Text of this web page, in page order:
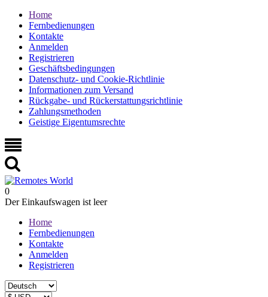
Home
Fernbedienungen
Kontakte
Anmelden
Registrieren
Geschäftsbedingungen
Datenschutz- und Cookie-Richtlinie
Informationen zum Versand
Rückgabe- und Rückerstattungsrichtlinie
Zahlungsmethoden
Geistige Eigentumsrechte
0
Der Einkaufswagen ist leer
Home
Fernbedienungen
Kontakte
Anmelden
Registrieren